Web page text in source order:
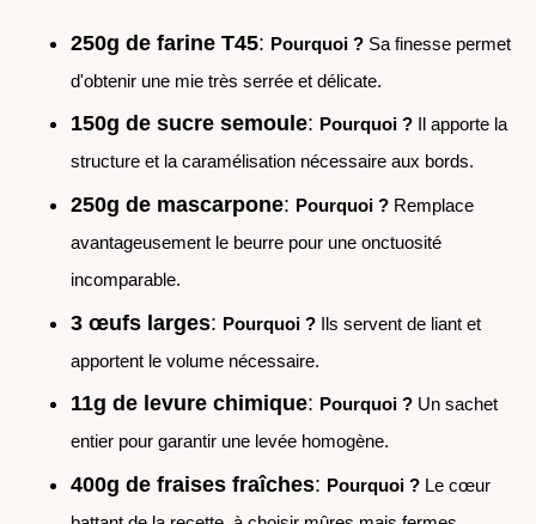
250g de farine T45: Pourquoi ? Sa finesse permet
d'obtenir une mie très serrée et délicate.
150g de sucre semoule: Pourquoi ? Il apporte la
structure et la caramélisation nécessaire aux bords.
250g de mascarpone: Pourquoi ? Remplace
avantageusement le beurre pour une onctuosité
incomparable.
3 œufs larges: Pourquoi ? Ils servent de liant et
apportent le volume nécessaire.
11g de levure chimique: Pourquoi ? Un sachet
entier pour garantir une levée homogène.
400g de fraises fraîches: Pourquoi ? Le cœur